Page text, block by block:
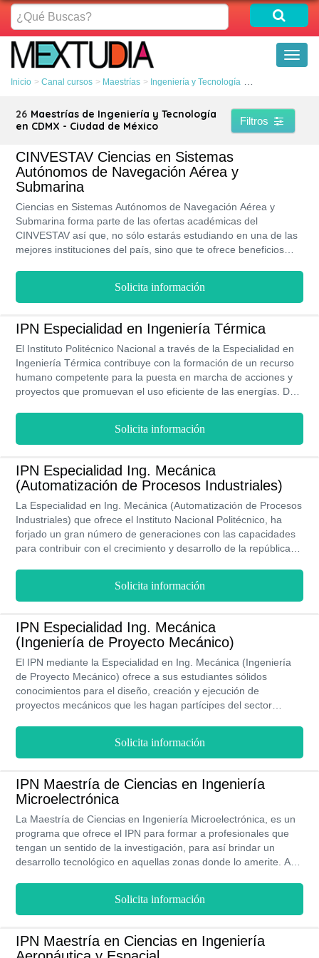
¿Qué
Buscas?
Inicio Canal cursos Maestrías Ingeniería y Tecnología CDMX - Ciudad
26 Maestrías de Ingeniería y Tecnología
en CDMX - Ciudad de México
Filtros
CINVESTAV Ciencias en Sistemas
Autónomos de Navegación Aérea y
Submarina
Ciencias en Sistemas Autónomos de Navegación Aérea y
Submarina forma parte de las ofertas académicas del
CINVESTAV así que, no sólo estarás estudiando en una de las
mejores instituciones del país, sino que te ofrece beneficios
en dos años y gracias a ello, crecerás de forma profesional y te
ayudará a conseguir mejores cargos laborales.
Solicita información
IPN Especialidad en Ingeniería Térmica
El Instituto Politécnico Nacional a través de la Especialidad en
Ingeniería Térmica contribuye con la formación de un recurso
humano competente para la puesta en marcha de acciones y
proyectos que promuevan el uso eficiente de las energías. De
contaminantes producen al medio ambiente. Guiados por un
equipo docente especializado y de reconocida experiencia, se
obtienen todos los conocimientos necesarios para avanzar
mediante la creación de notables mejoras en los procesos
térmicos industriales. Tiene una duración de 2 semestres y la
modalidad es escolarizada.
Solicita información
IPN Especialidad Ing. Mecánica
(Automatización de Procesos Industriales)
La Especialidad en Ing. Mecánica (Automatización de Procesos
Industriales) que ofrece el Instituto Nacional Politécnico, ha
forjado un gran número de generaciones con las capacidades
para contribuir con el crecimiento y desarrollo de la república
de suma utilidad para potenciar los diferentes sectores
industriales nacionales.
Solicita información
IPN Especialidad Ing. Mecánica
(Ingeniería de Proyecto Mecánico)
El IPN mediante la Especialidad en Ing. Mecánica (Ingeniería
de Proyecto Mecánico) ofrece a sus estudiantes sólidos
conocimientos para el diseño, creación y ejecución de
proyectos mecánicos que les hagan partícipes del sector
recibirán de manos de un destacado equipo docente las
competencias y herramientas para la innovación tecnológica y
el dominio teórico y metodológico requerido para aportar
soluciones inmediatas a las problemáticas que pueden surgir
en torno a los procedimientos mecánicos. Las clases se
imparten dentro de instalaciones dotadas con todos los
recursos para optimizar la enseñanza ofrecida, bajo la
modalidad presencial durante 2 semestres.
Solicita información
IPN Maestría de Ciencias en Ingeniería
Microelectrónica
La Maestría de Ciencias en Ingeniería Microelectrónica, es un
programa que ofrece el IPN para formar a profesionales que
tengan un sentido de la investigación, para así brindar un
desarrollo tecnológico en aquellas zonas donde lo amerite. Así
de forma presencial y tiene una duración de 2 años. Un
profesional con Maestría de Ciencias en Ingeniería
Microelectrónica puede llegar a tener una ganancia, teniendo
experiencia en el campo laboral de,$ 209,400 MXN al año.
Solicita información
IPN Maestría en Ciencias en Ingeniería